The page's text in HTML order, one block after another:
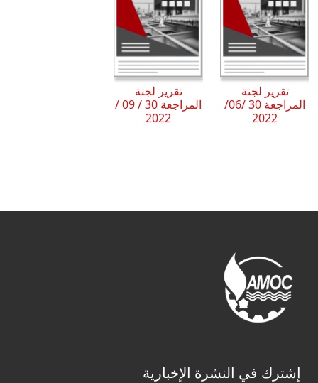
تقرير لجنة
المراجعة 30 /06/
2022
تقرير لجنة
المراجعة 30 / 09 /
2022
إشترك في النشرة الإخبارية